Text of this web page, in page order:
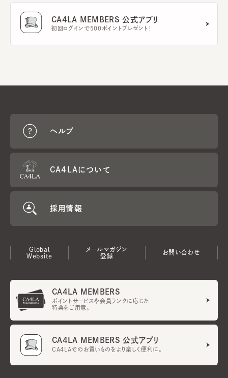
CA4LA MEMBERS 公式アプリ
初回ログインで500ポイントプレゼント！
ヘルプ
CA4LAについて
採用情報
Global
Website
メールマガジン
登録
お問い合わせ
CA4LA MEMBERS
ポイントサービスや会員ランクに応じた
特典をご用意。
CA4LA MEMBERS 公式アプリ
CA4LAでのお買いものをより楽しく便利に。